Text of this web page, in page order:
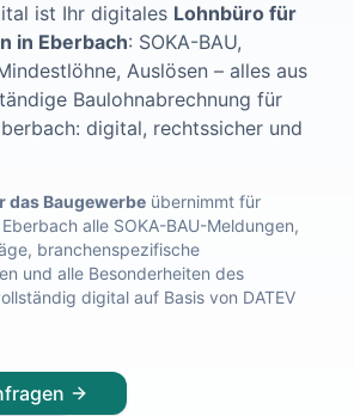
ist Ihr digitales Lohnbüro für
in Eberbach: SOKA-BAU,
Auslösen – alles aus
Baulohnabrechnung für
: digital, rechtssicher und
das Baugewerbe übernimmt für
Eberbach alle SOKA-BAU-Meldungen,
branchenspezifische
und alle Besonderheiten des
digital auf Basis von DATEV